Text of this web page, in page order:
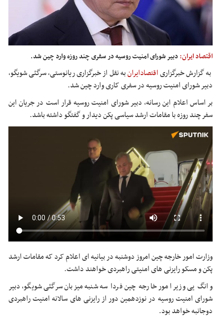
اقتصاد ایران:دبیر شورای امنیت روسیه در سفری چند روزه وارد چین شد.
به گزارش خبرگزاریاقتصادایرانبه نقل از خبرگزاری ریانوستی، سرگئی شویگو،
دبیر شورای امنیت روسیه در سفری کاری وارد چین شد.
بر اساس اعلام این رسانه، دبیر شورای امنیت روسیه قرار است در جریان این
سفر چند روزه با مقامات ارشد سیاسی پکن دیدار و گفتگو داشته باشد.
وزارت امور خارجه چین امروز دوشنبه در بیانیه ای اعلام کرد که مقامات ارشد
پکن و مسکو رایزنی های امنیتی راهبردی خواهند داشت.
وانگ یی وزیر امور خارجه چین فردا سه شنبه میزبان سرگئی شویگو، دبیر
شورای امنیت روسیه در نوزدهمین دور از رایزنی های سالانه امنیت راهبردی
دوجانبه خواهد بود.